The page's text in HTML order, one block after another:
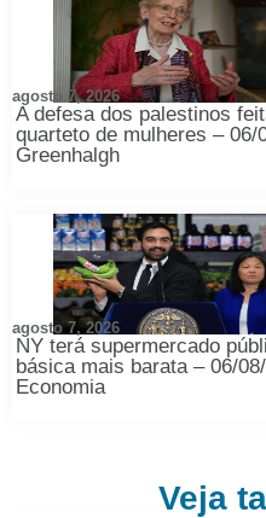
A defesa dos palestinos
quarteto de mulheres – 06/
Greenhalgh
agosto 7, 2026
NY terá supermercado
básica mais barata – 06/
Economia
agosto 7, 2026
Veja